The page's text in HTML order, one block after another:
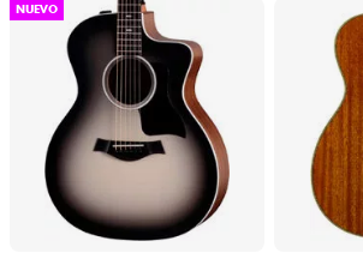
HiFi
Bundle
Ver nuestras marcas
NUEVO